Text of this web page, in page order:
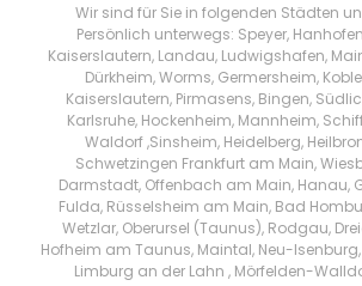
Wir sind für Sie in folgenden Städten
Persönlich unterwegs: Speyer,
Kaiserslautern, Landau, Ludwigshafen,
Dürkheim, Worms, Germersheim,
Kaiserslautern, Pirmasens, Bingen,
Karlsruhe, Hockenheim, Mannheim,
Waldorf ,Sinsheim, Heidelberg,
Schwetzingen Frankfurt am Main,
Darmstadt, Offenbach am Main, Hanau,
Fulda, Rüsselsheim am Main, Bad
Wetzlar, Oberursel (Taunus), Rodgau,
Hofheim am Taunus, Maintal, Neu-
Limburg an der Lahn , Mörfelden-